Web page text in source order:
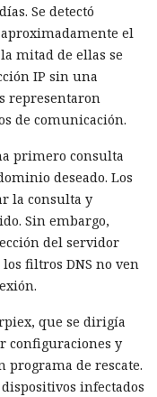
Se detectó
el
mitad de ellas se
IP sin una
representaron
de comunicación.
primero consulta
deseado. Los
la consulta y
Sin embargo,
del servidor
filtros DNS no ven
que se dirigía
configuraciones y
de rescate.
infectados